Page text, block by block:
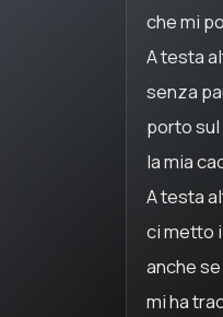
che mi
A testa
senza
porto sul
la mia
A testa
ci metto
anche
mi ha